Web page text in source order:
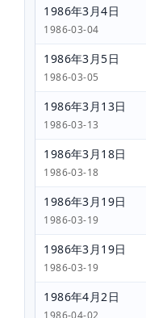
1986年3月4日
1986-03-04
1986年3月5日
1986-03-05
1986年3月13日
1986-03-13
1986年3月18日
1986-03-18
1986年3月19日
1986-03-19
1986年3月19日
1986-03-19
1986年4月2日